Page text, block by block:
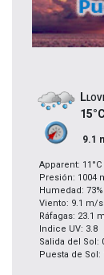
15°C
9.1
Apparent: 11°C
Presión: 1004
Humedad: 73%
Viento: 9.1 m/s
Ráfagas: 23.1
Indice UV: 3.8
Salida del Sol:
Puesta de Sol: